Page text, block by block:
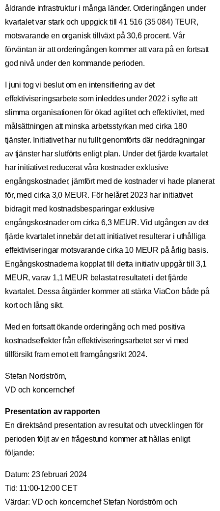
åldrande infrastruktur i många länder. Orderingången under
kvartalet var stark och uppgick till 41 516 (35 084) TEUR,
motsvarande en organisk tillväxt på 30,6 procent. Vår
förväntan är att orderingången kommer att vara på en fortsatt
god nivå under den kommande perioden.
I juni tog vi beslut om en intensifiering av det
effektiviseringsarbete som inleddes under 2022 i syfte att
slimma organisationen för ökad agilitet och effektivitet, med
målsättningen att minska arbetsstyrkan med cirka 180
tjänster. Initiativet har nu fullt genomförts där neddragningar
av tjänster har slutförts enligt plan. Under det fjärde kvartalet
har initiativet reducerat våra kostnader exklusive
engångskostnader, jämfört med de kostnader vi hade planerat
för, med cirka 3,0 MEUR. För helåret 2023 har initiativet
bidragit med kostnadsbesparingar exklusive
engångskostnader om cirka 6,3 MEUR. Vid utgången av det
fjärde kvartalet innebär det att initiativet resulterar i uthålliga
effektiviseringar motsvarande cirka 10 MEUR på årlig basis.
Engångskostnaderna kopplat till detta initiativ uppgår till 3,1
MEUR, varav 1,1 MEUR belastat resultatet i det fjärde
kvartalet. Dessa åtgärder kommer att stärka ViaCon både på
kort och lång sikt.
Med en fortsatt ökande orderingång och med positiva
kostnadseffekter från effektiviseringsarbetet ser vi med
tillförsikt fram emot ett framgångsrikt 2024.
Stefan Nordström,
VD och koncernchef
Presentation av rapporten
En direktsänd presentation av resultat och utvecklingen för
perioden följt av en frågestund kommer att hållas enligt
följande:
Datum: 23 februari 2024
Tid: 11:00-12:00 CET
Värdar: VD och koncernchef Stefan Nordström och